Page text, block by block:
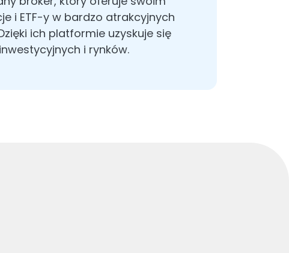
i ETF-y w bardzo atrakcyjnych
ich platformie uzyskuje się
i rynków.